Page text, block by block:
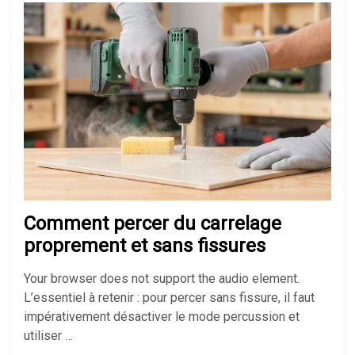
Isolation des combles perdus :
méthodes, prix et aides 2026
Comment isoler un sol froid sans
tout casser chez soi
Réussir son isolation de mur
mince pour gagner de la place
Soigner un hibiscus dont les
feuilles jaunissent facilement
Comment percer du carrelage
proprement et sans fissures
Your browser does not support the audio element.
L’essentiel à retenir : pour percer sans fissure, il faut
impérativement désactiver le mode percussion et
utiliser …